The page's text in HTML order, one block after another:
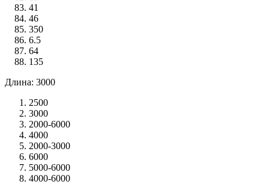
41
46
350
6.5
64
135
Длина: 3000
2500
3000
2000-6000
4000
2000-3000
6000
5000-6000
4000-6000